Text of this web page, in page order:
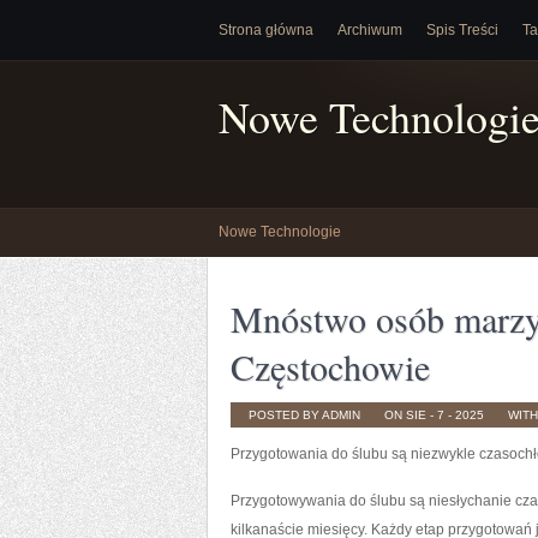
Strona główna Archiwum Spis Treści
Nowe
Nowe Technologie
Mnóstwo osób
Częstochowie
POSTED BY ADMIN ON SIE - 7 - 2025 WITH
Przygotowania do ślubu są niezwykle
Przygotowywania do ślubu są niesłychanie
kilkanaście miesięcy. Każdy etap